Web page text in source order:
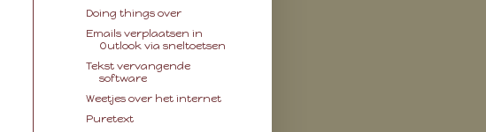
Doing things over
Emails verplaatsen in
Outlook via sneltoetsen
Tekst vervangende
software
Weetjes over het internet
Puretext